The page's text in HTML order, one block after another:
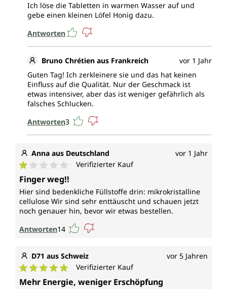
Ich löse die Tabletten in warmen Wasser auf und
gebe einen kleinen Löfel Honig dazu.
Antworten
Bruno Chrétien aus Frankreich
vor 1 Jahr
Guten Tag! Ich zerkleinere sie und das hat keinen
Einfluss auf die Qualität. Nur der Geschmack ist
etwas intensiver, aber das ist weniger gefährlich als
falsches Schlucken.
Antworten3
Anna aus Deutschland vor 1 Jahr
Durchschnittliche Bewertung von 1 von 5 Sternen
Verifizierter Kauf
Finger weg!!
Hier sind bedenkliche Füllstoffe drin: mikrokristalline
cellulose Wir sind sehr enttäuscht und schauen jetzt
noch genauer hin, bevor wir etwas bestellen.
Antworten14
D71 aus Schweiz vor 5 Jahren
Durchschnittliche Bewertung von 5 von 5 Sternen
Verifizierter Kauf
Mehr Energie, weniger Erschöpfung